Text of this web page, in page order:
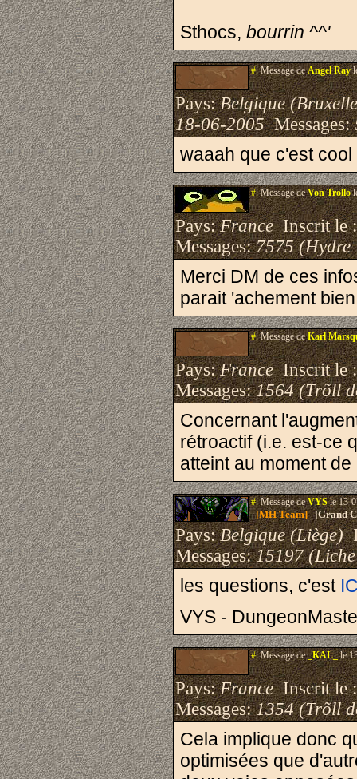
Sthocs, bourrin ^^'
#.Message deAngel Ray
Pays:Belgique
18-06-2005Messages:
waaah que c'est cool
#.Message deVon Trollo
Pays:FranceInscrit le
Messages:7575 (Hydre
Merci DM de ces
parait 'achement
#.Message deKarl
Pays:FranceInscrit le
Messages:1564 (Trõll
Concernant
rétroactif (i.e. est-ce
atteint au moment
#.Message deVYSle 13-
[MH Team][Grand
Pays:Belgique (Liège)
Messages:15197
les questions, c'est
VYS -
#.Message de_KAL_le
Pays:FranceInscrit le
Messages:1354 (Trõll
Cela implique donc
optimisées que